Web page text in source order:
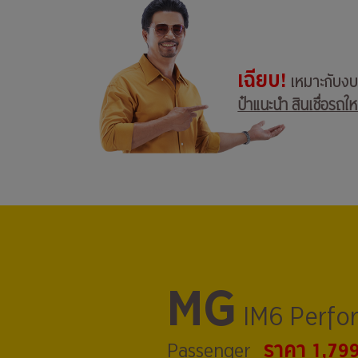
เฉียบ! เหมาะกับง
ป๋าแนะนำ สินเชื่อรถใ
MG IM6
Passenger ราคา